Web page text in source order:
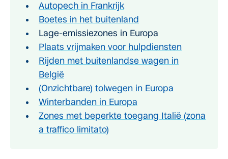
Autopech in Frankrijk
Boetes in het buitenland
Lage-emissiezones in Europa
Plaats vrijmaken voor hulpdiensten
Rijden met buitenlandse wagen in
België
(Onzichtbare) tolwegen in Europa
Winterbanden in Europa
Zones met beperkte toegang Italië (zona
a traffico limitato)